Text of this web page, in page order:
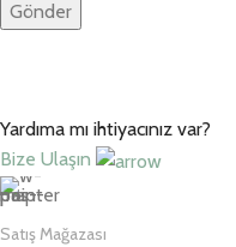
Yardıma mı ihtiyacınız var?
Bize Ulaşın
Satış Mağazası